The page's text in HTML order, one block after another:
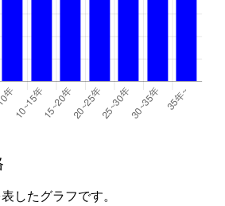
したグラフです。